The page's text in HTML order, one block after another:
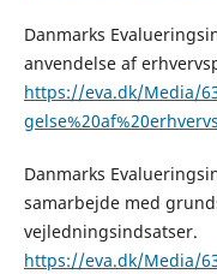
Danmarks
anvendelse af
https://eva.dk/Media/
Danmarks
samarbejde med
vejledningsindsatser.
https://eva.dk/Media/